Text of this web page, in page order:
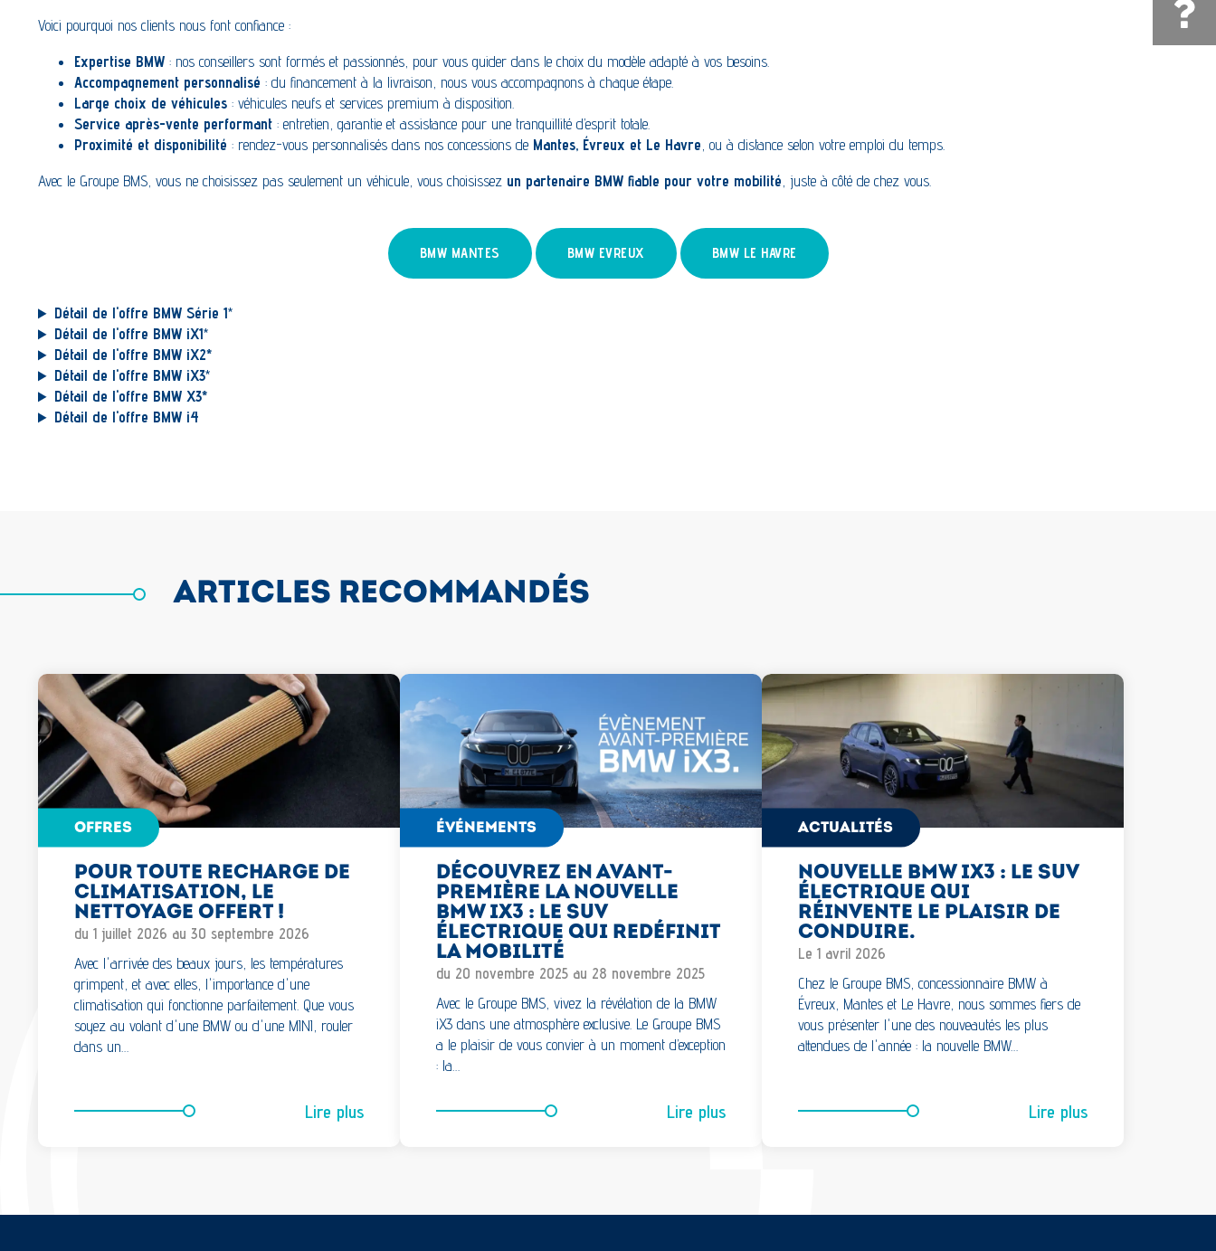
Voici pourquoi nos clients nous font confiance :
Expertise BMW : nos conseillers sont formés et passionnés, pour vous guider dans le choix du modèle adapté à vos besoins.
Accompagnement personnalisé : du financement à la livraison, nous vous accompagnons à chaque étape.
Large choix de véhicules : véhicules neufs et services premium à disposition.
Service après-vente performant : entretien, garantie et assistance pour une tranquillité d’esprit totale.
Proximité et disponibilité : rendez-vous personnalisés dans nos concessions de Mantes, Évreux et Le Havre , ou à distance selon votre emploi du temps.
Avec le Groupe BMS, vous ne choisissez pas seulement un véhicule, vous choisissez un partenaire BMW fiable pour votre mobilité , juste à côté de chez vous.
BMW MANTES BMW EVREUX BMW LE HAVRE
Détail de l'offre BMW Série 1*
Détail de l'offre BMW iX1*
Détail de l'offre BMW iX2*
Détail de l'offre BMW iX3*
Détail de l'offre BMW X3*
Détail de l'offre BMW i4
ARTICLES RECOMMANDÉS
OFFRES
POUR TOUTE RECHARGE DE
CLIMATISATION, LE
NETTOYAGE OFFERT !
du 1 juillet 2026 au 30 septembre 2026
Avec l'arrivée des beaux jours, les températures
grimpent, et avec elles, l'importance d'une
climatisation qui fonctionne parfaitement. Que vous
soyez au volant d'une BMW ou d'une MINI, rouler
dans un…
Lire plus
ÉVÉNEMENTS
DÉCOUVREZ EN AVANT-
PREMIÈRE LA NOUVELLE
BMW IX3 : LE SUV
ÉLECTRIQUE QUI REDÉFINIT
LA MOBILITÉ
du 20 novembre 2025 au 28 novembre 2025
Avec le Groupe BMS, vivez la révélation de la BMW
iX3 dans une atmosphère exclusive. Le Groupe BMS
a le plaisir de vous convier à un moment d’exception
: la…
Lire plus
ACTUALITÉS
NOUVELLE BMW IX3 : LE SUV
ÉLECTRIQUE QUI
RÉINVENTE LE PLAISIR DE
CONDUIRE.
Le 1 avril 2026
Chez le Groupe BMS, concessionnaire BMW à
Évreux, Mantes et Le Havre, nous sommes fiers de
vous présenter l'une des nouveautés les plus
attendues de l'année : la nouvelle BMW…
Lire plus
Une